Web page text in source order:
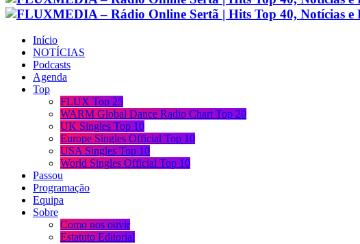
Início
NOTÍCIAS
Podcasts
Agenda
Top
FLUX Top 25
WARM Global Dance Radio Chart Top 20
UK Singles Top 10
Europe Singles Official Top 10
USA Singles Top 10
World Singles Official Top 10
Passou
Programação
Equipa
Sobre
Como nos ouvir
Estatuto Editorial